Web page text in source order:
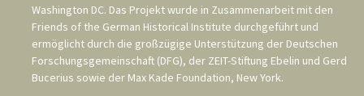
Washington DC. Das Projekt wurde in Zusammenarbeit mit den
Friends of the German Historical Institute durchgeführt und
ermöglicht durch die großzügige Unterstützung der Deutschen
Forschungsgemeinschaft (DFG), der ZEIT-Stiftung Ebelin und Gerd
Bucerius sowie der Max Kade Foundation, New York.